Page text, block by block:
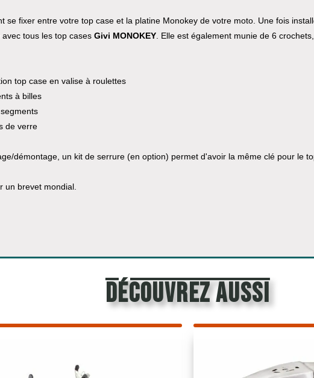
se fixer entre votre top case et la platine Monokey de votre moto. Une fois
avec tous les top casesGivi MONOKEY . Elle est également munie de 6
top case en valise à roulettes
à billes
de verre
démontage, un kit de serrure (en option) permet d'avoir la même clé pour le
un brevet mondial.
découvrez aussi